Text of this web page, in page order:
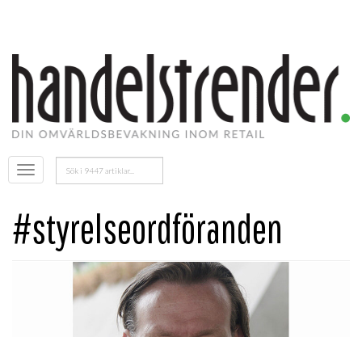
Öppna
menyn
Sök
efter:
#styrelseordföranden